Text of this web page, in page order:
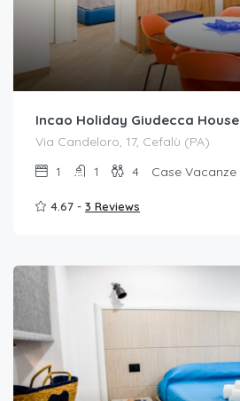
Incao Holiday Giudecca House
Via Candeloro, 17, Cefalù (PA)
1
1 4 Case Vacanze
4.67 - 3 Reviews